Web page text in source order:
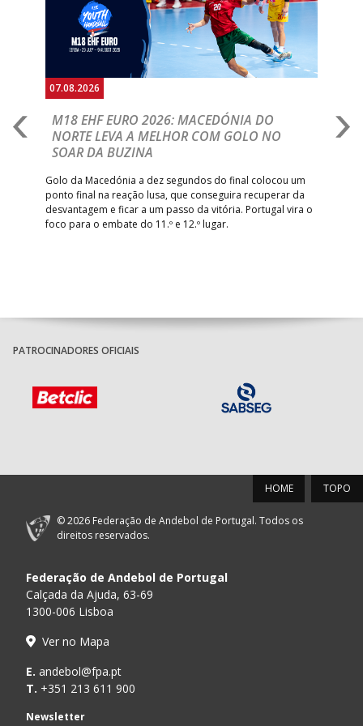
07.08.2026
M18 EHF EURO 2026: MACEDÓNIA DO
NORTE LEVA A MELHOR COM GOLO NO
SOAR DA BUZINA
Golo da Macedónia a dez segundos do final colocou um
ponto final na reação lusa, que conseguira recuperar da
desvantagem e ficar a um passo da vitória. Portugal vira o
foco para o embate do 11.º e 12.º lugar.
PATROCINADORES OFICIAIS
TOPO
HOME
© 2026 Federação de Andebol de Portugal. Todos os
direitos reservados.
Federação de Andebol de Portugal
Calçada da Ajuda, 63-69
1300-006 Lisboa
Ver no Mapa
E. andebol@fpa.pt
T. +351 213 611 900
Newsletter